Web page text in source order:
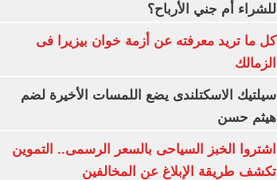
للشراء أم جني الأرباح؟
كل ما تريد معرفته عن أزمة خوان بيزيرا فى
الزمالك
سيلتيك الاسكتلندى يضع اللمسات الأخيرة لضم
هيثم حسن
اشتروا الخبز السياحى بالسعر الرسمى.. التموين
تكشف طريقة الإبلاغ عن المخالفين